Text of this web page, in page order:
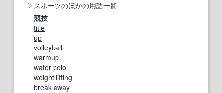
スポーツのほかの用語一覧
競技
title
up
volleyball
warmup
water polo
weight lifting
break away